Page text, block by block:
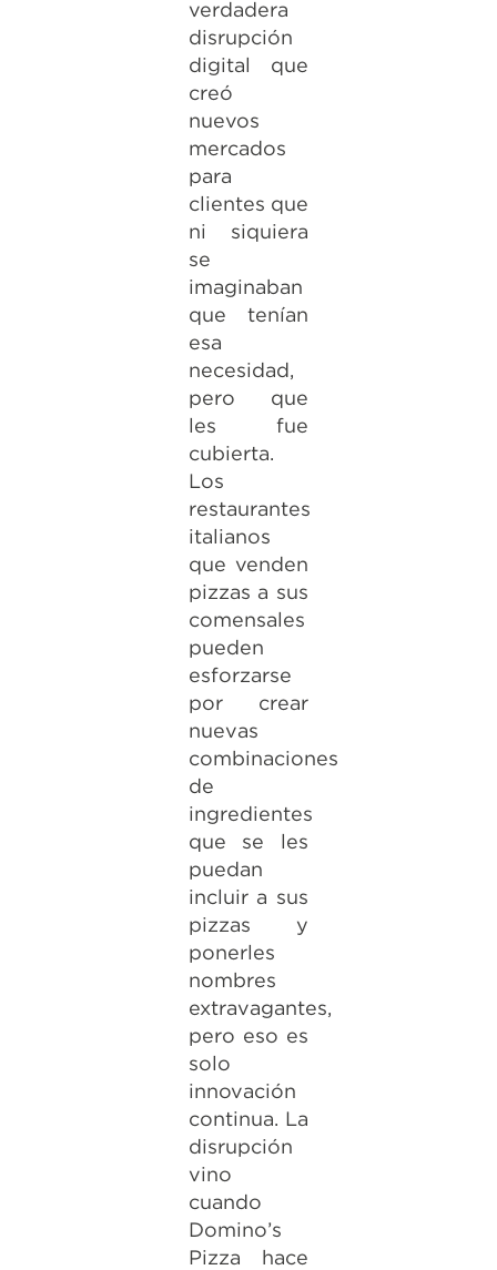
verdadera
disrupción
digital que
creó
nuevos
mercados
para
clientes que
ni siquiera
se
imaginaban
que tenían
esa
necesidad,
pero que
les fue
cubierta.
Los
restaurantes
italianos
que venden
pizzas a sus
comensales
pueden
esforzarse
por crear
nuevas
combinaciones
de
ingredientes
que se les
puedan
incluir a sus
pizzas y
ponerles
nombres
extravagantes,
pero eso es
solo
innovación
continua. La
disrupción
vino
cuando
Domino’s
Pizza hace